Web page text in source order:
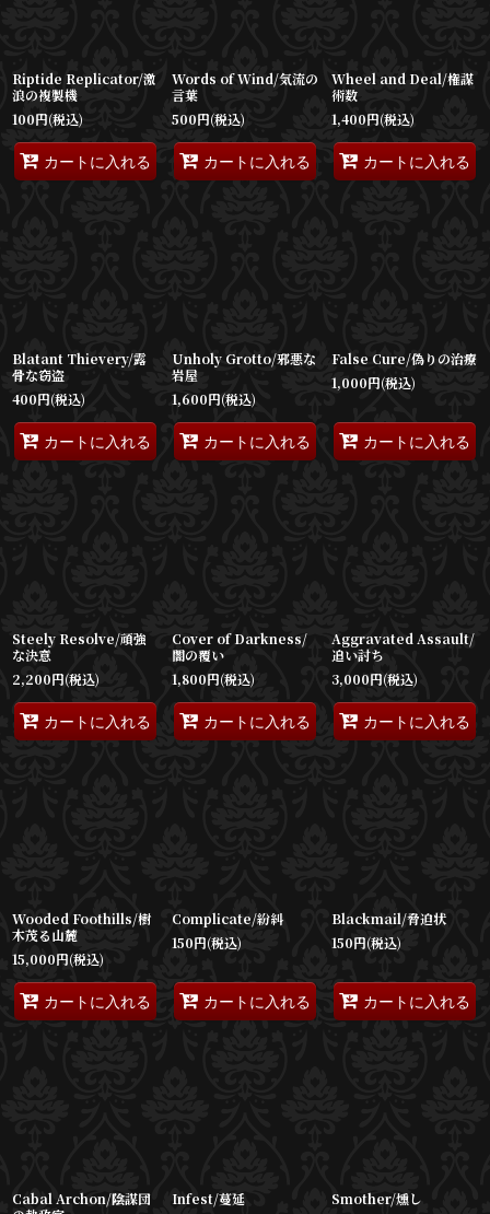
Riptide Replicator/激
浪の複製機
100円(税込)
カートに入れる
Words of Wind/気流の
言葉
500円(税込)
カートに入れる
Wheel and Deal/権謀
術数
1,400円(税込)
カートに入れる
Blatant Thievery/露
骨な窃盗
400円(税込)
カートに入れる
Unholy Grotto/邪悪な
岩屋
1,600円(税込)
カートに入れる
False Cure/偽りの治療
1,000円(税込)
カートに入れる
Steely Resolve/頑強
な決意
2,200円(税込)
カートに入れる
Cover of Darkness/
闇の覆い
1,800円(税込)
カートに入れる
Aggravated Assault/
追い討ち
3,000円(税込)
カートに入れる
Wooded Foothills/樹
木茂る山麓
15,000円(税込)
カートに入れる
Complicate/紛糾
150円(税込)
カートに入れる
Blackmail/脅迫状
150円(税込)
カートに入れる
Cabal Archon/陰謀団
Infest/蔓延
Smother/燻し